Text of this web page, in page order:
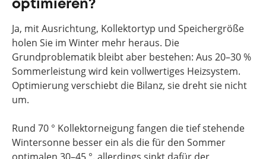
optimieren?
Ja, mit Ausrichtung, Kollektortyp und Speichergröße
holen Sie im Winter mehr heraus. Die
Grundproblematik bleibt aber bestehen: Aus 20–30 %
Sommerleistung wird kein vollwertiges Heizsystem.
Optimierung verschiebt die Bilanz, sie dreht sie nicht
um.
Rund 70 ° Kollektorneigung fangen die tief stehende
Wintersonne besser ein als die für den Sommer